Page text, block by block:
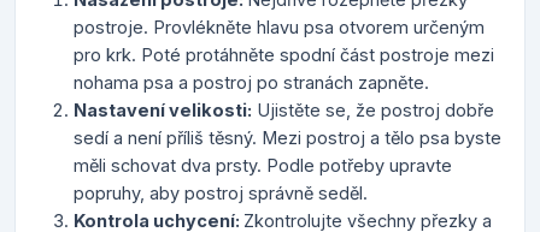
postroje. Provlékněte hlavu psa otvorem určeným
pro krk. Poté protáhněte spodní část postroje mezi
nohama psa a postroj po stranách zapněte.
Nastavení velikosti: Ujistěte se, že postroj dobře
sedí a není příliš těsný. Mezi postroj a tělo psa byste
měli schovat dva prsty. Podle potřeby upravte
popruhy, aby postroj správně seděl.
Kontrola uchycení: Zkontrolujte všechny přezky a